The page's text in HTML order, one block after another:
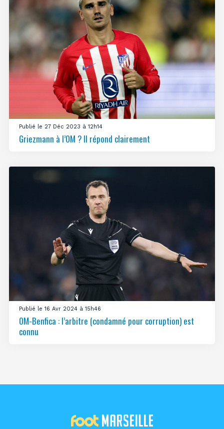
Publié le 27 Déc 2023 à 12h14
Griezmann à l’OM ? Il répond clairement
Publié le 16 Avr 2024 à 15h46
OM-Benfica : l’arbitre (condamné pour corruption) est
connu